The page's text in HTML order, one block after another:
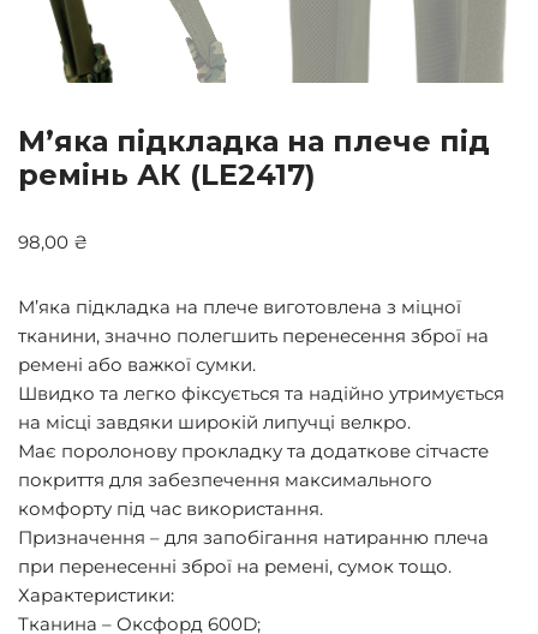
М’яка підкладка на плече під
ремінь АК (LE2417)
98,00 ₴
М’яка підкладка на плече виготовлена з міцної
тканини, значно полегшить перенесення зброї на
ремені або важкої сумки.
Швидко та легко фіксується та надійно утримується
на місці завдяки широкій липучці велкро.
Має поролонову прокладку та додаткове сітчасте
покриття для забезпечення максимального
комфорту під час використання.
Призначення – для запобігання натиранню плеча
при перенесенні зброї на ремені, сумок тощо.
Характеристики:
Тканина – Оксфорд 600D;